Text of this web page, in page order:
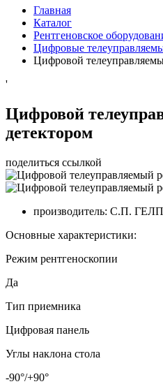
Главная
Каталог
Рентгеновское
Цифровые
Цифровой
'
Цифровой
детектором
поделиться ссылкой
производитель: С.П.
Основные характеристики:
Режим рентгеноскопии
Да
Тип приемника
Цифровая панель
Углы наклона стола
-90°/+90°